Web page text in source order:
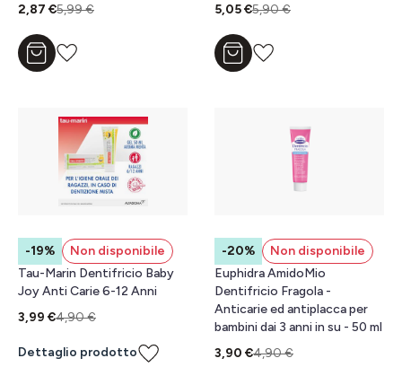
2,87 €5,99 €
Aggiungi al carrello
5,05 €5,90 €
Aggiungi al carrello
-19%
Non disponibile
Tau-Marin Dentifricio Baby
Joy Anti Carie 6-12 Anni
3,99 €4,90 €
Dettaglio prodotto
-20%
Non disponibile
Euphidra AmidoMio
Dentifricio Fragola -
Anticarie ed antiplacca per
bambini dai 3 anni in su - 50 ml
3,90 €4,90 €